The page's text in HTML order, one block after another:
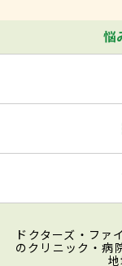
悩
ドクターズ・ファ
のクリニック・病